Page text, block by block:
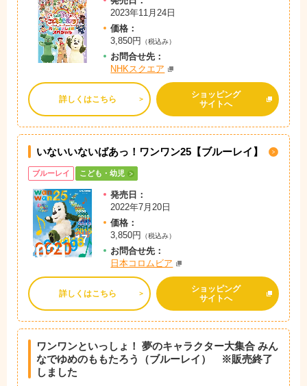
2023年11月24日
価格：
3,850円
（税込み）
お問合せ先：
NHKスクエア
詳しくはこちら
ショッピング
サイトへ
いないいないばあっ！ワンワン25【ブルーレイ】
ブルーレイ こども・幼児
発売日：
2022年7月20日
価格：
3,850円
（税込み）
お問合せ先：
日本コロムビア
詳しくはこちら
ショッピング
サイトへ
ワンワンといっしょ！ 夢のキャラクター大集合 みん
なでゆめのももたろう（ブルーレイ） ※販売終了
しました